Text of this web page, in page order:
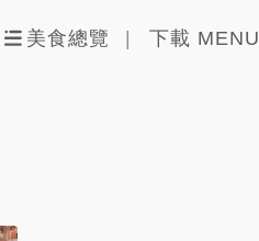
美食總覽 下載 MENU